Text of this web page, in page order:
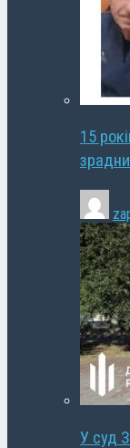
15
У суд